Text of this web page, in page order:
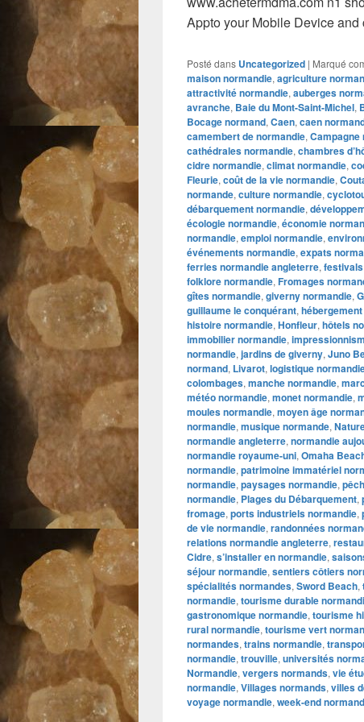
Appto your Mobile Device and
Posté dans Uncategorized | Marqué
maison normandie, agriculture
attractivité normandie, auberges
avranche, Baie du Mont-Saint-Michel,
Bocage normand, Caen, caen
camembert de normandie, Campagne
cathédrales normandie, chambres
cidre normandie, climat normandie,
Fleurie, coût de la vie normandie,
normande, culture normandie,
débarquement normandie,
écologie normandie, économie
normandie, emploi normandie,
événements normandie, expats
ferries normandie angleterre,
folklore normandie, Fromages
gîtes normandie, giverny normandie,
guillaume le conquérant,
histoire normandie, Honfleur, hôtels
immobilier normandie,
normandie, jardins de giverny, Juno
normand, Livarot, logistique
colombages, manche normandie,
météo normandie, monet normandie,
moules normandie, moyen âge
normandie, musique normande,
normandie angleterre, normandie
normandie royaume-uni, Omaha
normandie, patrimoine immatériel
normandie, paysages normandie,
normandie, Plages du Débarquement,
fromage, ports industriels normandie,
de vie normandie, randonnées
relations normandie angleterre,
Cidre, s’installer en normandie,
séjour normandie, sentiers côtiers
spécialités normandes, Sword Beach,
normandie, tourisme durable
gastronomique normandie, tourisme
rural normandie, tourisme vert
normandes, trains normandie,
normandie, trouville, universités
Normandie, vergers normands, vie
normandie, Villages normands, villes
voyage normandie, week-end